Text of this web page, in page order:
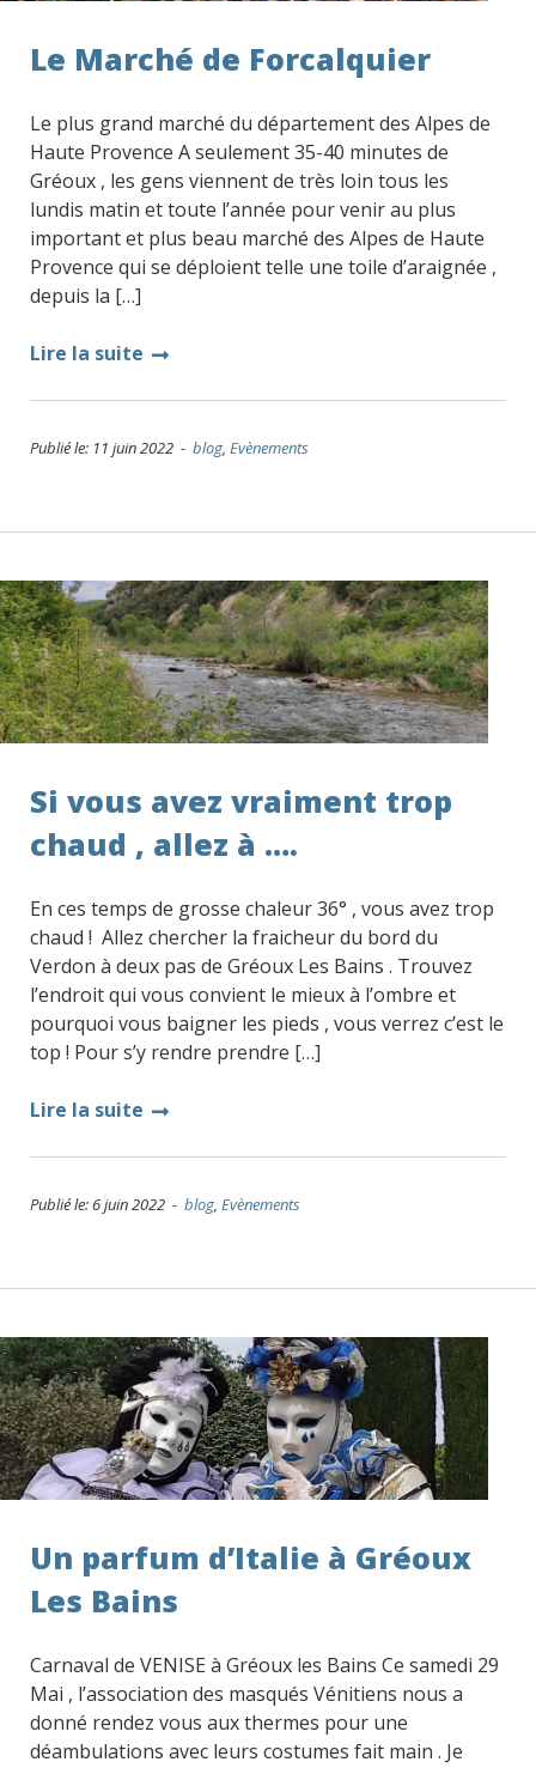
Le Marché de Forcalquier
Le plus grand marché du département des Alpes de
Haute Provence A seulement 35-40 minutes de
Gréoux , les gens viennent de très loin tous les
lundis matin et toute l’année pour venir au plus
important et plus beau marché des Alpes de Haute
Provence qui se déploient telle une toile d’araignée ,
depuis la […]
Lire la suite
Publié le: 11 juin 2022 - blog, Evènements
Si vous avez vraiment trop
chaud , allez à ….
En ces temps de grosse chaleur 36° , vous avez trop
chaud ! Allez chercher la fraicheur du bord du
Verdon à deux pas de Gréoux Les Bains . Trouvez
l’endroit qui vous convient le mieux à l’ombre et
pourquoi vous baigner les pieds , vous verrez c’est le
top ! Pour s’y rendre prendre […]
Lire la suite
Publié le: 6 juin 2022 - blog, Evènements
Un parfum d’Italie à Gréoux
Les Bains
Carnaval de VENISE à Gréoux les Bains Ce samedi 29
Mai , l’association des masqués Vénitiens nous a
donné rendez vous aux thermes pour une
déambulations avec leurs costumes fait main . Je